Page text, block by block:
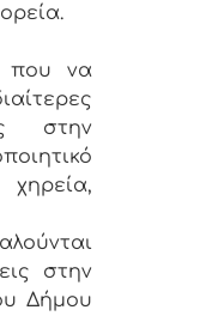
που να
στην
χηρεία,
στην
Δήμου